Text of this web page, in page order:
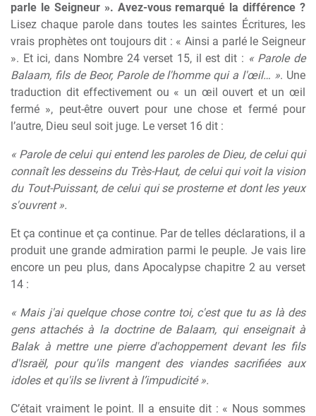
parle le Seigneur ». Avez-vous remarqué la différence ?
Lisez chaque parole dans toutes les saintes Écritures, les
vrais prophètes ont toujours dit : « Ainsi a parlé le Seigneur
». Et ici, dans Nombre 24 verset 15, il est dit : « Parole de
Balaam, fils de Beor, Parole de l'homme qui a l'œil… ». Une
traduction dit effectivement ou « un œil ouvert et un œil
fermé », peut-être ouvert pour une chose et fermé pour
l’autre, Dieu seul soit juge. Le verset 16 dit :
« Parole de celui qui entend les paroles de Dieu, de celui qui
connaît les desseins du Très-Haut, de celui qui voit la vision
du Tout-Puissant, de celui qui se prosterne et dont les yeux
s'ouvrent ».
Et ça continue et ça continue. Par de telles déclarations, il a
produit une grande admiration parmi le peuple. Je vais lire
encore un peu plus, dans Apocalypse chapitre 2 au verset
14 :
« Mais j'ai quelque chose contre toi, c'est que tu as là des
gens attachés à la doctrine de Balaam, qui enseignait à
Balak à mettre une pierre d'achoppement devant les fils
d'Israël, pour qu'ils mangent des viandes sacrifiées aux
idoles et qu'ils se livrent à l’impudicité ».
C’était vraiment le point. Il a ensuite dit : « Nous sommes